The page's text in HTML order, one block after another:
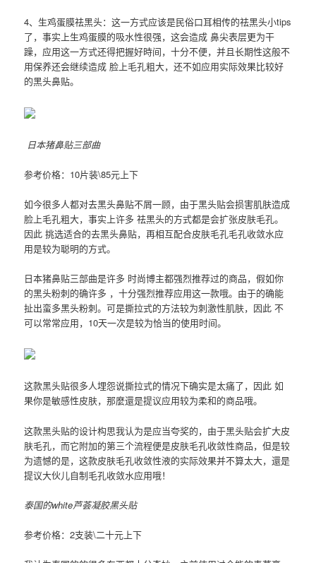
4、生鸡蛋膜祛黑头：这一方式应该是民俗口耳相传的祛黑头小tips
了，事实上生鸡蛋膜的吸水性很强，这会造成 鼻尖表层更为干
躁，应用这一方式还得把握好時间，十分不便，并且长期性这般不
用保养还会继续造成 脸上毛孔粗大，还不如应用实际效果比较好
的黑头鼻贴。
日本猪鼻贴三部曲
参考价格：10片装\85元上下
如今很多人都对去黑头鼻贴不屑一顾，由于黑头贴会损害肌肤造成
脸上毛孔粗大，事实上许多 祛黑头的方式都是会扩张皮肤毛孔。
因此 挑选适合的去黑头鼻贴，再相互配合皮肤毛孔毛孔收敛水应
用是较为聪明的方式。
日本猪鼻贴三部曲是许多 时尚博主都强烈推荐过的商品，假如你
的黑头粉刺的确许多 ，十分强烈推荐应用这一款哦。由于的确能
扯出蛮多黑头粉刺。可是撕拉式的方法较为刺激性肌肤，因此 不
可以常常应用，10天一次是较为恰当的使用时间。
这款黑头贴很多人埋怨说撕拉式的情况下确实是太痛了，因此 如
果你是敏感性皮肤，那麼還是提议应用较为柔和的商品哦。
这款黑头贴的设计构思我认为是应当夸奖的，由于黑头贴会扩大皮
肤毛孔，而它附加的第三个流程便是皮肤毛孔收敛性商品，但是较
为遗憾的是，这款皮肤毛孔收敛性液的实际效果并不算太大，還是
提议大伙儿自制毛孔收敛水应用哦！
泰国的white芦荟凝胶黑头贴
参考价格：2支装\二十元上下